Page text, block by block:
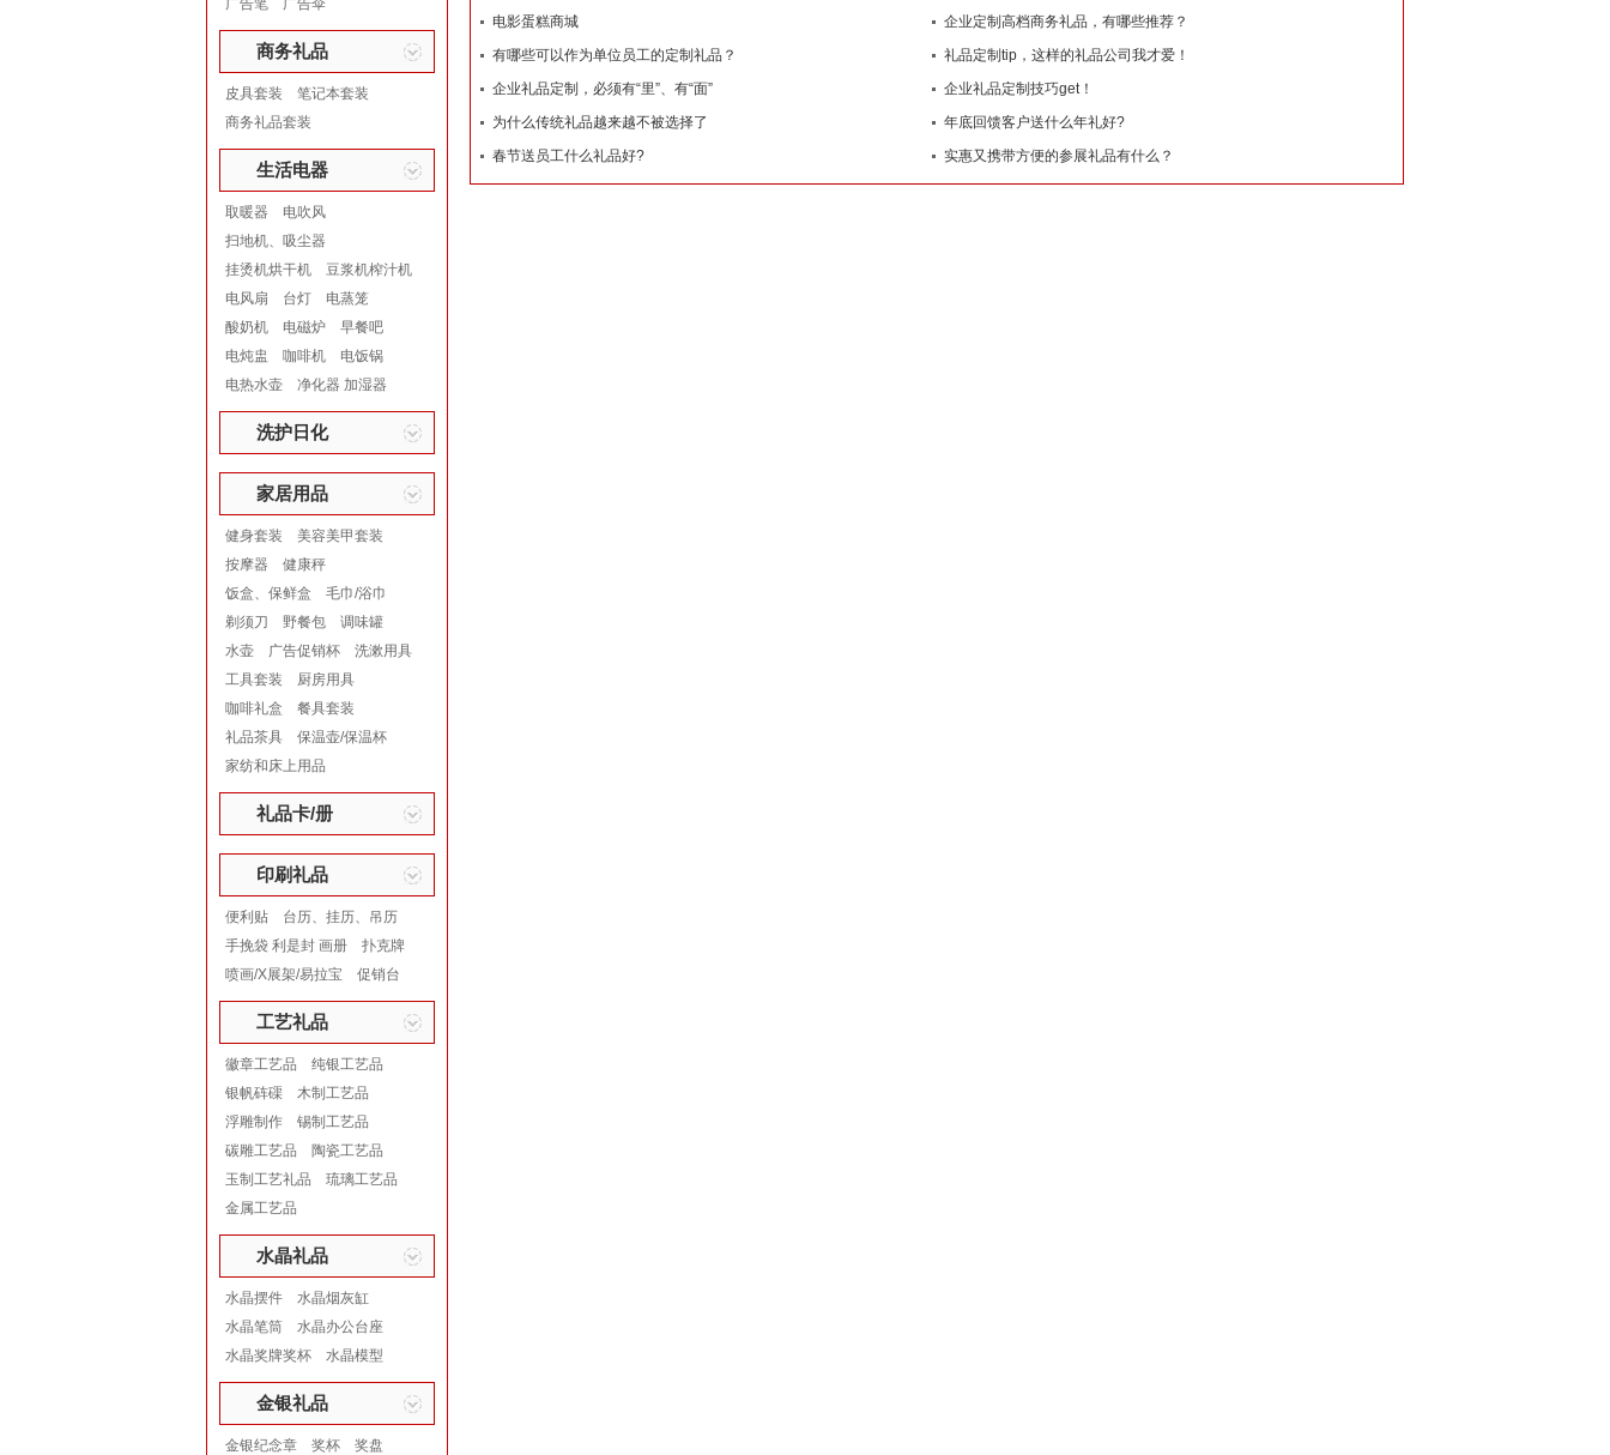
广告笔
广告伞
商务礼品
皮具套装
笔记本套装
商务礼品套装
生活电器
取暖器
电吹风
扫地机、吸尘器
挂烫机烘干机
豆浆机榨汁机
电风扇
台灯
电蒸笼
酸奶机
电磁炉
早餐吧
电炖盅
咖啡机
电饭锅
电热水壶
净化器 加湿器
洗护日化
家居用品
健身套装
美容美甲套装
按摩器
健康秤
饭盒、保鲜盒
毛巾/浴巾
剃须刀
野餐包
调味罐
水壶
广告促销杯
洗漱用具
工具套装
厨房用具
咖啡礼盒
餐具套装
礼品茶具
保温壶/保温杯
家纺和床上用品
礼品卡/册
印刷礼品
便利贴
台历、挂历、吊历
手挽袋 利是封 画册
扑克牌
喷画/X展架/易拉宝
促销台
工艺礼品
徽章工艺品
纯银工艺品
银帆砗磲
木制工艺品
浮雕制作
锡制工艺品
碳雕工艺品
陶瓷工艺品
玉制工艺礼品
琉璃工艺品
金属工艺品
水晶礼品
水晶摆件
水晶烟灰缸
水晶笔筒
水晶办公台座
水晶奖牌奖杯
水晶模型
金银礼品
金银纪念章 奖杯
奖盘
电影蛋糕商城
企业定制高档商务礼品，有哪些推荐？
有哪些可以作为单位员工的定制礼品？
礼品定制tip，这样的礼品公司我才爱！
企业礼品定制，必须有“里”、有“面”
企业礼品定制技巧get！
为什么传统礼品越来越不被选择了
年底回馈客户送什么年礼好?
春节送员工什么礼品好?
实惠又携带方便的参展礼品有什么？